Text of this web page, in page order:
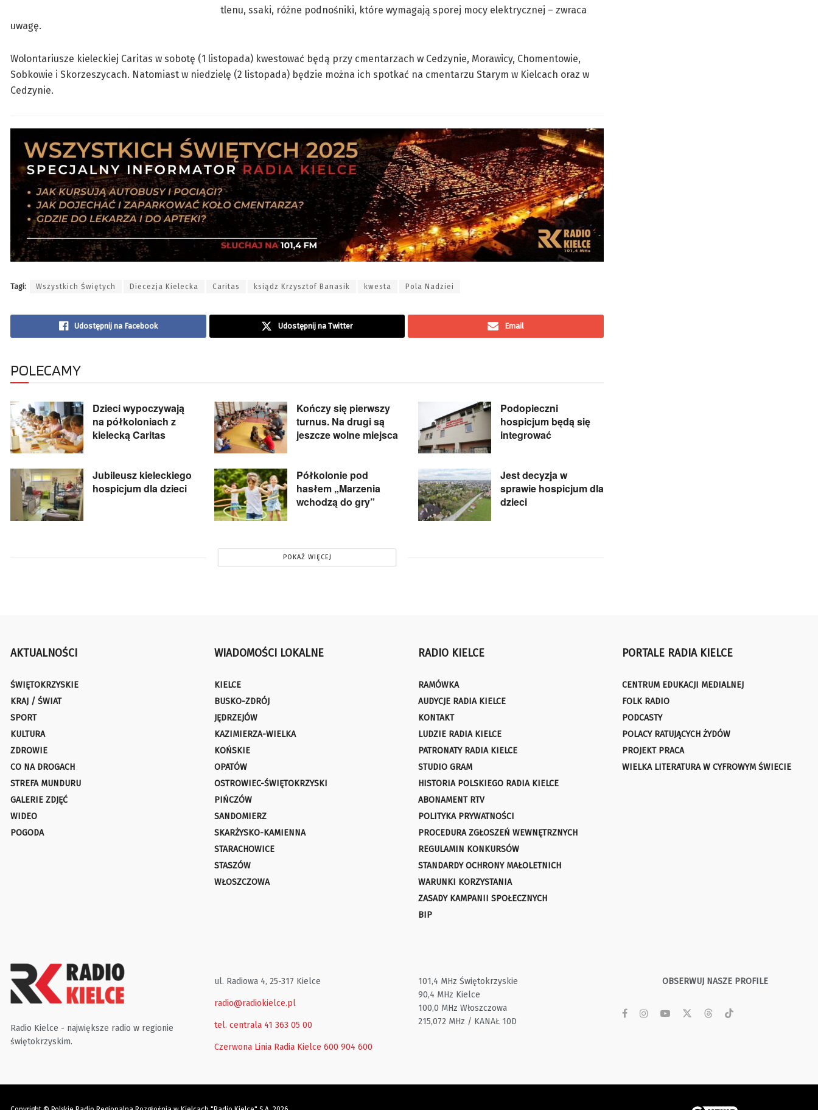
tlenu, ssaki, różne podnośniki, które wymagają sporej mocy elektrycznej – zwraca
uwagę.
Wolontariusze kieleckiej Caritas w sobotę (1 listopada) kwestować będą przy cmentarzach w Cedzynie, Morawicy, Chomentowie,
Sobkowie i Skorzeszycach. Natomiast w niedzielę (2 listopada) będzie można ich spotkać na cmentarzu Starym w Kielcach oraz w
Cedzynie.
Tagi: Wszystkich Świętych Diecezja Kielecka Caritas ksiądz Krzysztof Banasik kwesta Pola Nadziei
Udostępnij na Facebook Udostępnij na Twitter Email
POLECAMY
Dzieci wypoczywają
na półkoloniach z
kielecką Caritas
Kończy się pierwszy
turnus. Na drugi są
jeszcze wolne miejsca
Podopieczni
hospicjum będą się
integrować
Jubileusz kieleckiego
hospicjum dla dzieci
Półkolonie pod
hasłem „Marzenia
wchodzą do gry”
Jest decyzja w
sprawie hospicjum dla
dzieci
POKAŻ WIĘCEJ
AKTUALNOŚCI
ŚWIĘTOKRZYSKIE
KRAJ / ŚWIAT
SPORT
KULTURA
ZDROWIE
CO NA DROGACH
STREFA MUNDURU
GALERIE ZDJĘĆ
WIDEO
POGODA
WIADOMOŚCI LOKALNE
KIELCE
BUSKO-ZDRÓJ
JĘDRZEJÓW
KAZIMIERZA-WIELKA
KOŃSKIE
OPATÓW
OSTROWIEC-ŚWIĘTOKRZYSKI
PIŃCZÓW
SANDOMIERZ
SKARŻYSKO-KAMIENNA
STARACHOWICE
STASZÓW
WŁOSZCZOWA
RADIO KIELCE
RAMÓWKA
AUDYCJE RADIA KIELCE
KONTAKT
LUDZIE RADIA KIELCE
PATRONATY RADIA KIELCE
STUDIO GRAM
HISTORIA POLSKIEGO RADIA KIELCE
ABONAMENT RTV
POLITYKA PRYWATNOŚCI
PROCEDURA ZGŁOSZEŃ WEWNĘTRZNYCH
REGULAMIN KONKURSÓW
STANDARDY OCHRONY MAŁOLETNICH
WARUNKI KORZYSTANIA
ZASADY KAMPANII SPOŁECZNYCH
BIP
PORTALE RADIA KIELCE
CENTRUM EDUKACJI MEDIALNEJ
FOLK RADIO
PODCASTY
POLACY RATUJĄCYCH ŻYDÓW
PROJEKT PRACA
WIELKA LITERATURA W CYFROWYM ŚWIECIE
Radio Kielce - największe radio w regionie
świętokrzyskim.
ul. Radiowa 4, 25-317 Kielce
radio@radiokielce.pl
tel. centrala 41 363 05 00
Czerwona Linia Radia Kielce 600 904 600
101,4 MHz Świętokrzyskie
90,4 MHz Kielce
100,0 MHz Włoszczowa
215,072 MHz / KANAŁ 10D
OBSERWUJ NASZE PROFILE